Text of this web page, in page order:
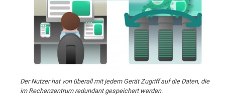
Der Nutzer hat von überall mit jedem Gerät Zugriff auf die Daten, die
im Rechenzentrum redundant gespeichert werden.